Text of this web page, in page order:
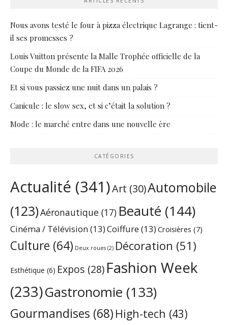
Nous avons testé le four à pizza électrique Lagrange : tient-
il ses promesses ?
Louis Vuitton présente la Malle Trophée officielle de la
Coupe du Monde de la FIFA 2026
Et si vous passiez une nuit dans un palais ?
Canicule : le slow sex, et si c’était la solution ?
Mode : le marché entre dans une nouvelle ère
CATÉGORIES
Actualité (341)Art (30)Automobile
(123)Aéronautique (17) Beauté (144)
Cinéma / Télévision(13)Coiffure(13) Croisières (7)
Culture (64) Deux roues (2) Décoration (51)
Esthétique (6) Expos (28) Fashion Week
(233)Gastronomie (133)
Gourmandises (68) High-tech (43)